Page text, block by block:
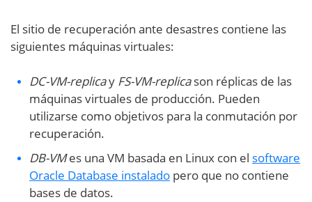
El sitio de recuperación ante desastres contiene las
siguientes máquinas virtuales:
DC-VM-replicay FS-VM-replicason réplicas de las
máquinas virtuales de producción. Pueden
utilizarse como objetivos para la conmutación por
recuperación.
DB-VMes una VM basada en Linux con el software
Oracle Database instalado pero que no contiene
bases de datos.